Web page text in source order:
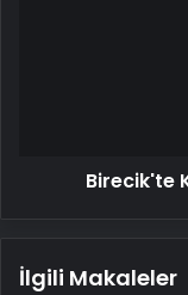
Birecik'te
İlgili Makaleler